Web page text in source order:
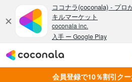
会員登録で10％割引クー